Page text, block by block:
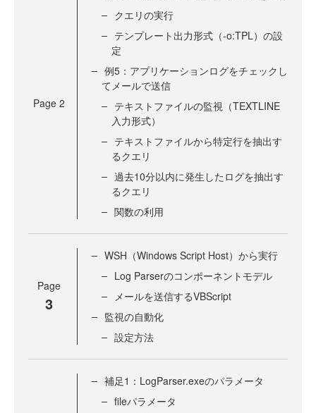
Page 2
クエリの実行
テンプレート出力形式（-o:TPL）の設
定
例5：アプリケーションログをチェックし
てメールで送信
テキストファイルの監視（TEXTLINE
入力形式）
テキストファイルから特定行を抽出す
るクエリ
過去10分以内に発生したログを抽出す
るクエリ
関数の利用
Page
3
WSH（Windows Script Host）から実行
Log Parserのコンポーネントモデル
メールを送信するVBScript
監視の自動化
設定方法
補足1：LogParser.exeのパラメータ
fileパラメータ